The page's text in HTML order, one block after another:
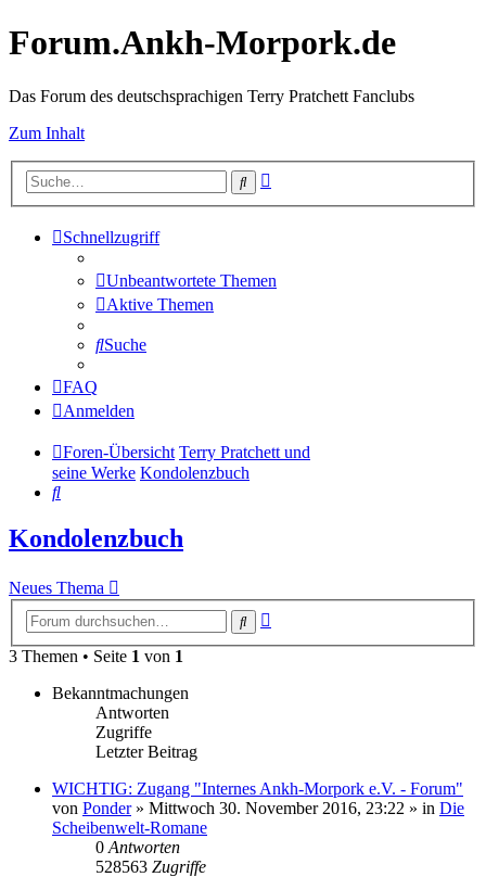
Forum.Ankh-Morpork.de
Das Forum des deutschsprachigen Terry Pratchett Fanclubs
Zum Inhalt
Suche
Schnellzugriff
Unbeantwortete Themen
Aktive Themen
Suche
FAQ
Anmelden
Foren-Übersicht Terry Pratchett und
seine Werke Kondolenzbuch
Suche
Kondolenzbuch
Neues Thema
Suche
3 Themen • Seite 1 von 1
Bekanntmachungen
Antworten
Zugriffe
Letzter Beitrag
WICHTIG: Zugang "Internes Ankh-Morpork e.V. - Forum"
von Ponder» Mittwoch 30. November 2016, 23:22 » in Die
Scheibenwelt-Romane
0 Antworten
528563 Zugriffe